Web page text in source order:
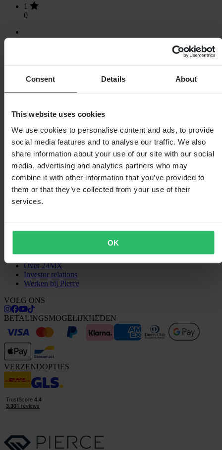
Consent Details About
This website uses cookies
We use cookies to personalise content and ads, to provide
social media features and to analyse our traffic. We also
share information about your use of our site with our social
media, advertising and analytics partners who may
combine it with other information that you’ve provided to
them or that they’ve collected from your use of their
services.
OK
1
0
SHOPPEN
Privacybeleid
Verzending & levering
Retourneren
Herroepingsrecht
Informatie over recycling
Claims & klachten
Bestelstatus
Conformiteitsverklaring
KLANTENSERVICE
Neem contact op met de klantenservice
Over 24MX
Investor relations
Werken bij Pierce
VOLG ONS
BETALINGSMOGELIJKHEDEN
VERZENDOPTIES